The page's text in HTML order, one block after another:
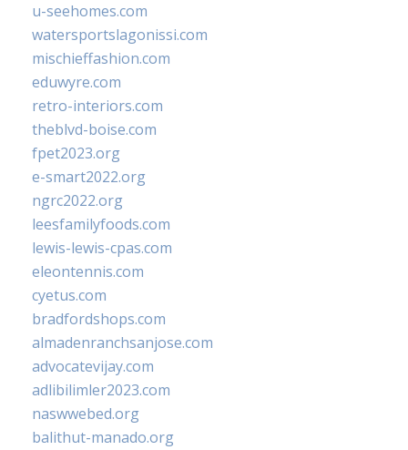
u-seehomes.com
watersportslagonissi.com
mischieffashion.com
eduwyre.com
retro-interiors.com
theblvd-boise.com
fpet2023.org
e-smart2022.org
ngrc2022.org
leesfamilyfoods.com
lewis-lewis-cpas.com
eleontennis.com
cyetus.com
bradfordshops.com
almadenranchsanjose.com
advocatevijay.com
adlibilimler2023.com
naswwebed.org
balithut-manado.org